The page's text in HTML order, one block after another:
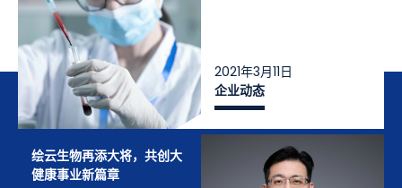
企业动态
2021年3月11日
绘云生物再添大将，共创大
健康事业新篇章